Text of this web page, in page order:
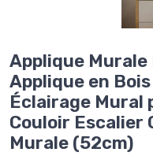
Applique
Applique en
Éclairage Mural
Couloir Escalier
Murale (52cm)